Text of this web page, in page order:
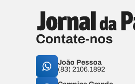
Contate-nos
João Pessoa
(83) 2106.1892